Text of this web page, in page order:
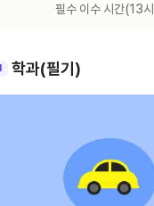
필수 이수 시간(13
학과(필기)